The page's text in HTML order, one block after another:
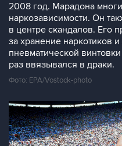
2008 год. Марадона
наркозависимости. Он
в центре скандалов. Его
за хранение наркотиков и
пневматической
раз ввязывался в драки.
Фото: EPA/Vostock-photo